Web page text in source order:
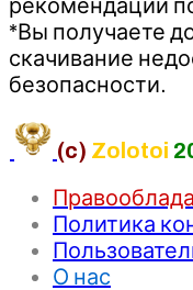
рекомендации
*Вы получаете
скачивание
безопасности.
(c) Zolotoi
Политика
О нас